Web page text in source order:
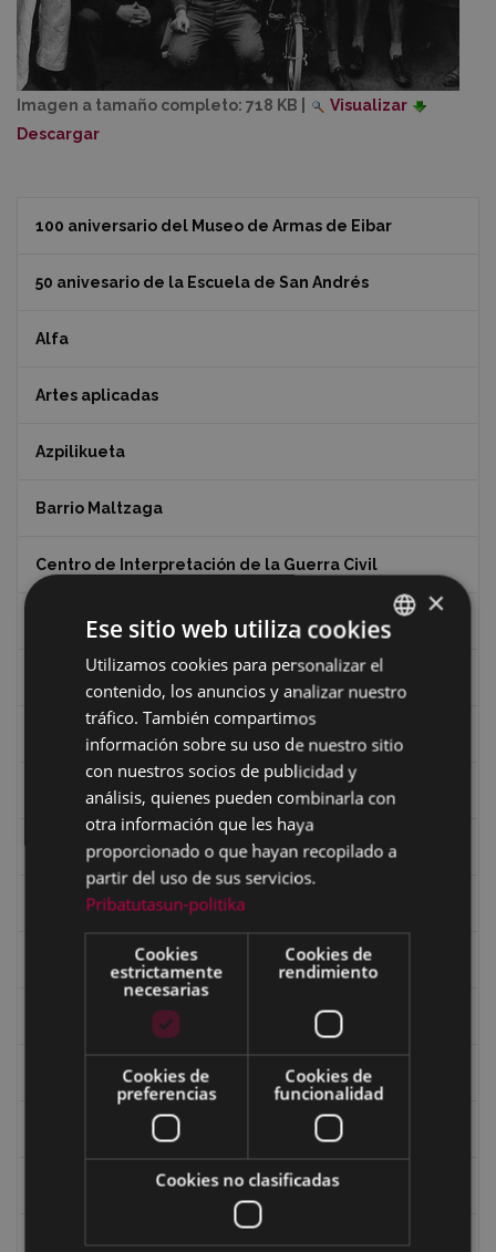
Imagen a tamaño completo: 718 KB
Visualizar
Descargar
100 aniversario del Museo de Armas de Eibar
50 anivesario de la Escuela de San Andrés
Alfa
Artes aplicadas
Azpilikueta
Barrio Maltzaga
Centro de Interpretación de la Guerra Civil
Ciclismo
Dibujos de Julen Zabaleta
Eibar desde el aire
Eibartarren ahotan
Ermitas
Fondo Bolumburu
Fondo Carlos Narbaiza
Iglesia de Azitain
Ignacio Zuloaga (1870-2020)
BASQUE
SPANISH
×
Ese sitio web utiliza cookies
Utilizamos cookies para personalizar el
contenido, los anuncios y analizar nuestro
tráfico. También compartimos
información sobre su uso de nuestro sitio
con nuestros socios de publicidad y
análisis, quienes pueden combinarla con
otra información que les haya
proporcionado o que hayan recopilado a
partir del uso de sus servicios.
Pribatutasun-politika
Cookies
estrictamente
necesarias
Cookies de
rendimiento
Cookies de
preferencias
Cookies de
funcionalidad
Cookies no clasificadas